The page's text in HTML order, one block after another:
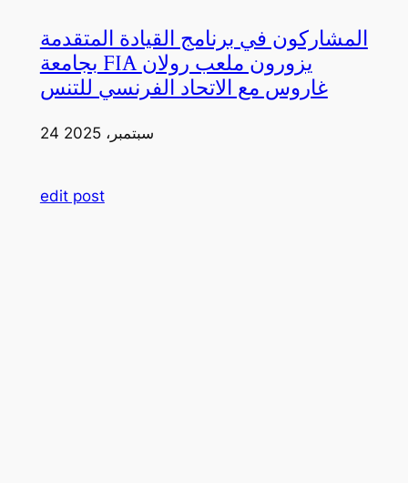
المشاركون في برنامج القيادة المتقدمة
بجامعة FIA يزورون ملعب رولان
غاروس مع الاتحاد الفرنسي للتنس
24 سبتمبر، 2025
edit post